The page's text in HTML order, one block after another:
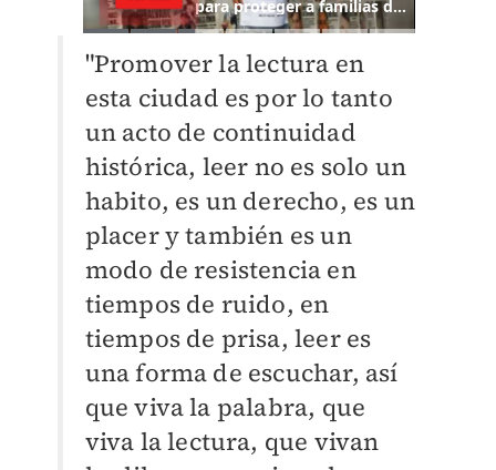
"Promover la lectura en
esta ciudad es por lo tanto
un acto de continuidad
histórica, leer no es solo un
habito, es un derecho, es un
placer y también es un
modo de resistencia en
tiempos de ruido, en
tiempos de prisa, leer es
una forma de escuchar, así
que viva la palabra, que
viva la lectura, que vivan